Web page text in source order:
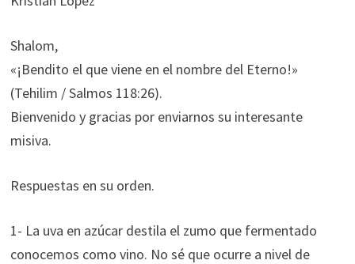
Shalom,
«¡Bendito el que viene en el nombre del Eterno!»
(Tehilim / Salmos 118:26).
Bienvenido y gracias por enviarnos su interesante
misiva.
Respuestas en su orden.
1- La uva en azúcar destila el zumo que fermentado
conocemos como vino. No sé que ocurre a nivel de